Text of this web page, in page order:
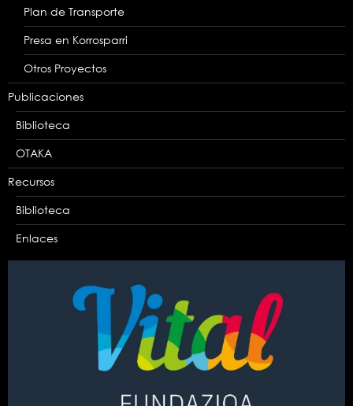
Plan de Transporte
Presa en Korrosparri
Otros Proyectos
Publicaciones
Biblioteca
OTAKA
Recursos
Biblioteca
Enlaces